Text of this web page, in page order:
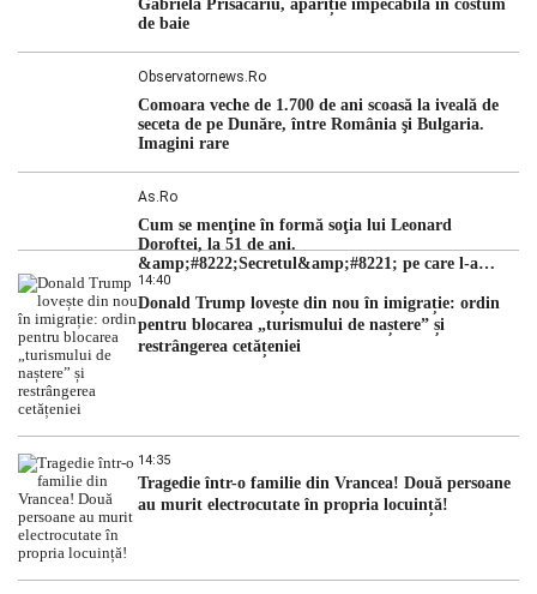
Gabriela Prisăcariu, apariție impecabilă în costum
de baie
Observatornews.ro
Comoara veche de 1.700 de ani scoasă la iveală de
seceta de pe Dunăre, între România şi Bulgaria.
Imagini rare
As.ro
Cum se menţine în formă soţia lui Leonard
Doroftei, la 51 de ani.
&amp;#8222;Secretul&amp;#8221; pe care l-a
dezvăluit
14:40
Donald Trump lovește din nou în imigrație: ordin
pentru blocarea „turismului de naștere” și
restrângerea cetățeniei
14:35
Tragedie într-o familie din Vrancea! Două persoane
au murit electrocutate în propria locuință!